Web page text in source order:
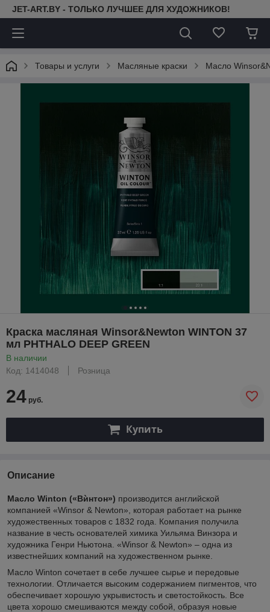
JET-ART.BY - ТОЛЬКО ЛУЧШЕЕ ДЛЯ ХУДОЖНИКОВ!
Товары и услуги Масляные краски Масло
Краска масляная Winsor&Newton WINTON 37
мл PHTHALO DEEP GREEN
В наличии
Код: 1414048
Розница
24 руб.
Купить
Описание
Масло Winton («Вѝнтон») производится английской
компанией «Winsor & Newton», которая работает на рынке
художественных товаров с 1832 года. Компания получила
название в честь основателей химика Уильяма Винзора и
художника Генри Ньютона. «Winsor & Newton» – одна из
известнейших компаний на художественном рынке.
Масло Winton сочетает в себе лучшее сырье и передовые
технологии. Отличается высоким содержанием пигментов, что
обеспечивает хорошую укрывистость и светостойкость. Все
цвета хорошо смешиваются между собой, образуя новые